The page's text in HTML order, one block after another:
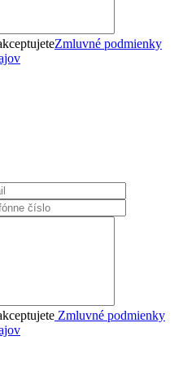
Zmluvné podmienky
Zmluvné podmienky